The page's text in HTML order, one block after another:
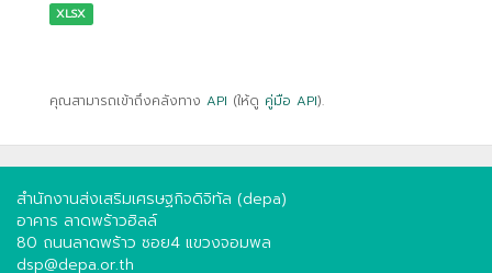
XLSX
คุณสามารถเข้าถึงคลังทาง API (ให้ดู คู่มือ API).
สำนักงานส่งเสริมเศรษฐกิจดิจิทัล (depa)
อาคาร ลาดพร้าวฮิลล์
80 ถนนลาดพร้าว ซอย4 แขวงจอมพล
dsp@depa.or.th